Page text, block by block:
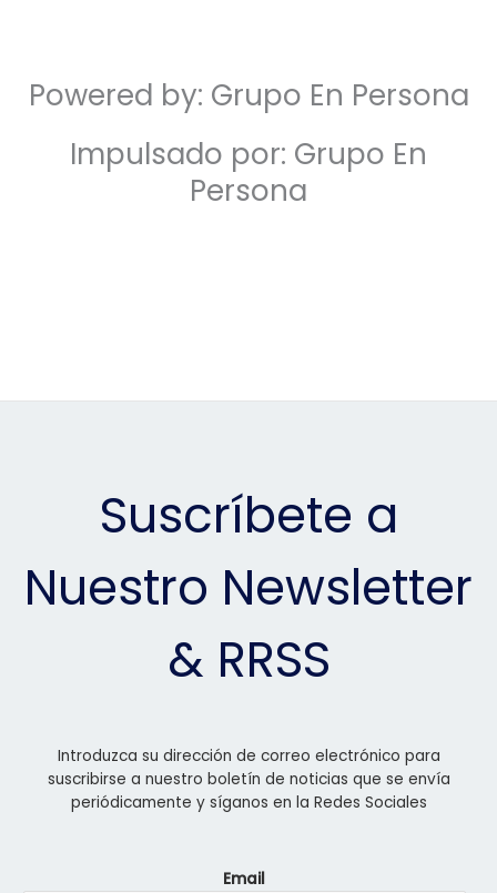
Powered by: Grupo En Persona
Impulsado por: Grupo En
Persona
Suscríbete a
Nuestro Newsletter
& RRSS
Introduzca su dirección de correo electrónico para
suscribirse a nuestro boletín de noticias que se envía
periódicamente y síganos en la Redes Sociales
Email